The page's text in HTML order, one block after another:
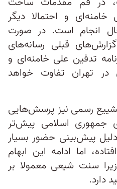
خامنه‌ای و احتمالا دیگر
انجام است. در صورت
قبلی رسانه‌های
تدفین علی خامنه‌ای و
در تهران تفاوت خواهد
رسمی نیز پرسش‌هایی
جمهوری اسلامی پیش‌تر
پیش‌بینی حضور بسیار
اما ادامه این ابهام
سنت شیعی معمولا بر
دارد.